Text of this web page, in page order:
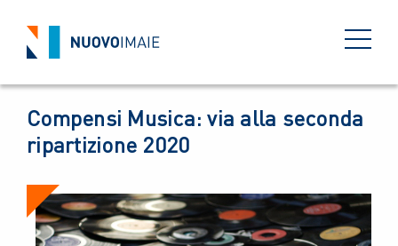
Compensi Musica: via alla seconda
ripartizione 2020